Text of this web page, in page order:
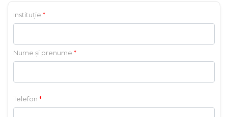
Instituție *
Nume și prenume *
Telefon *